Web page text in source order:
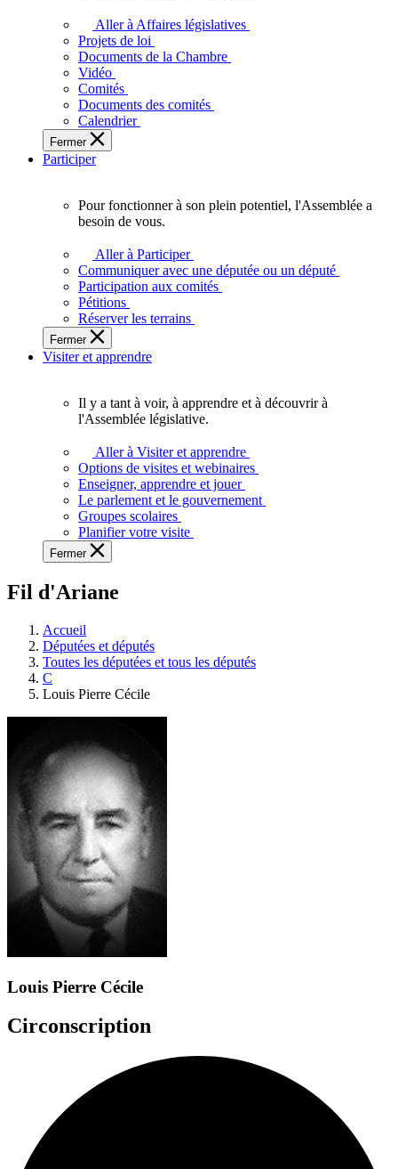
adopte
touchent
des
Ontariennes
et
Aller à Affaires législatives
Projets de loi
Documents de la Chambre
Vidéo
Comités
Documents des comités
Calendrier
Fermer
Participer
plein
potentiel,
l'Assemblée
a
besoin
de
Pour fonctionner à son plein potentiel, l'Assemblée a
besoin de vous.
Aller à Participer
Communiquer avec une députée ou un député
Participation aux comités
Pétitions
Réserver les terrains
Fermer
Visiter et apprendre
voir,
apprendre
et
à
à
législative.
Il y a tant à voir, à apprendre et à découvrir à
l'Assemblée législative.
Aller à Visiter et apprendre
Options de visites et webinaires
Enseigner, apprendre et jouer
Le parlement et le gouvernement
Groupes scolaires
Planifier votre visite
Fermer
Fil d'Ariane
Accueil
Députées et députés
Toutes les députées et tous les députés
C
Louis Pierre Cécile
Louis Pierre Cécile
Circonscription